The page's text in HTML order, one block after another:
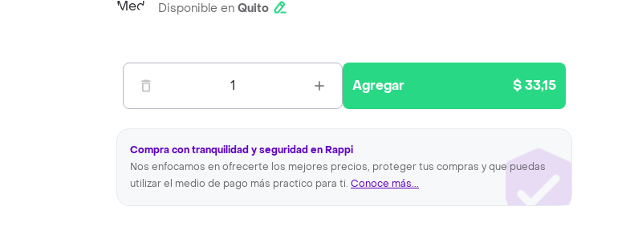
Disponible en Quito
1 Agregar $ 33,15
Compra con tranquilidad y seguridad en Rappi
Nos enfocamos en ofrecerte los mejores precios, proteger tus compras y que puedas
utilizar el medio de pago más practico para ti. Conoce más...